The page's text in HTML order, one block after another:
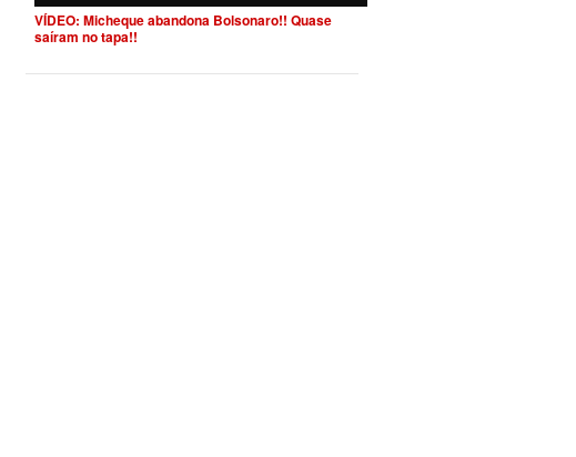
VÍDEO: Micheque abandona Bolsonaro!! Quase
saíram no tapa!!